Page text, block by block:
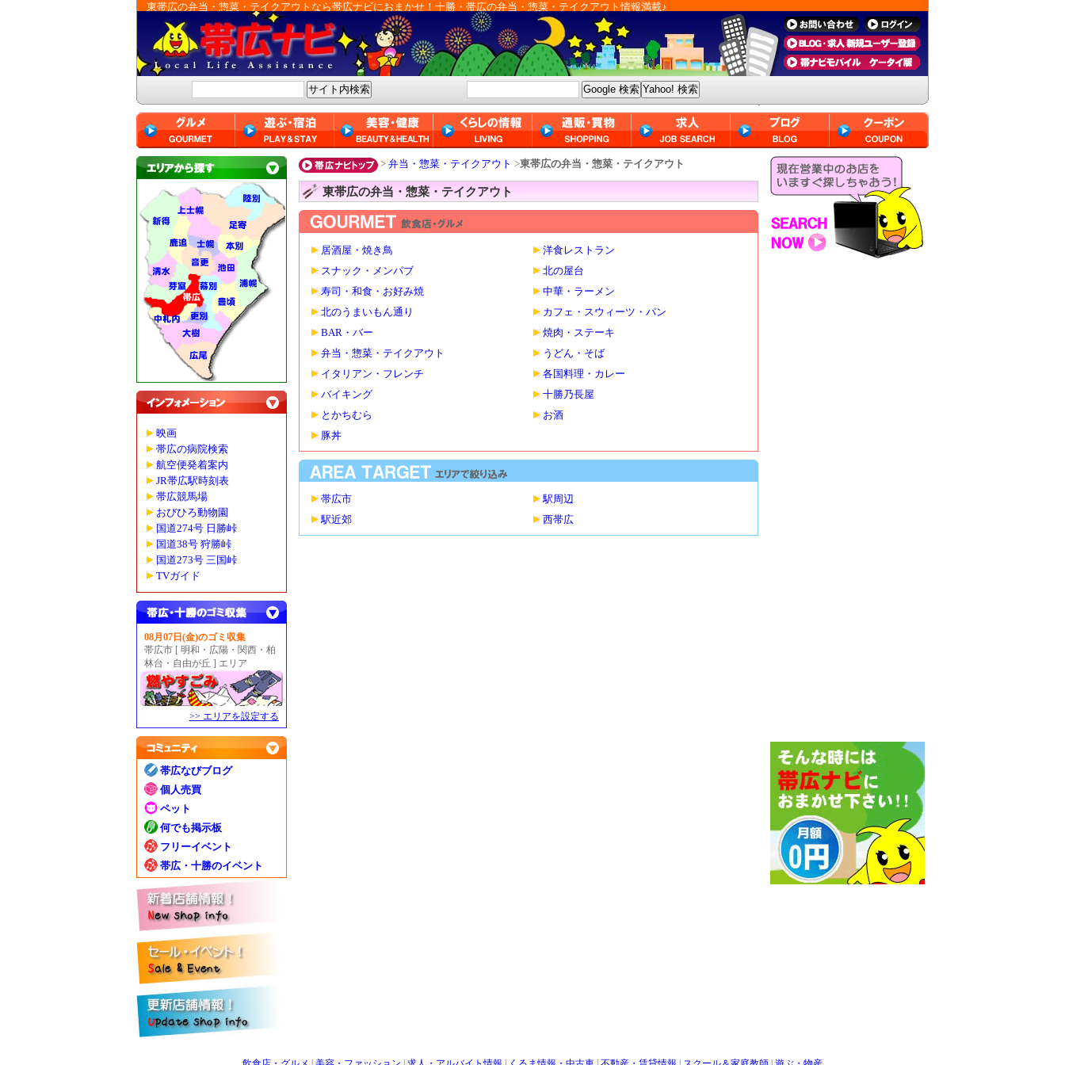
東帯広の弁当・惣菜・テイクアウトなら帯広ナビにおまかせ！十勝・帯広の弁当・惣菜・テイクアウト情報満載♪
映画
帯広の病院検索
航空便発着案内
JR帯広駅時刻表
帯広競馬場
おびひろ動物園
国道274号 日勝峠
国道38号 狩勝峠
国道273号 三国峠
TVガイド
08月07日(金)のゴミ収集
帯広市 [ 明和・広陽・関西・柏
林台・自由が丘 ] エリア
>> エリアを設定する
帯広なびブログ
個人売買
ペット
何でも掲示板
フリーイベント
帯広・十勝のイベント
> 弁当・惣菜・テイクアウト >東帯広の弁当・惣菜・テイクアウト
東帯広の弁当・惣菜・テイクアウト
居酒屋・焼き鳥
洋食レストラン
スナック・メンパブ
北の屋台
寿司・和食・お好み焼
中華・ラーメン
北のうまいもん通り
カフェ・スウィーツ・パン
BAR・バー
焼肉・ステーキ
弁当・惣菜・テイクアウト
うどん・そば
イタリアン・フレンチ
各国料理・カレー
バイキング
十勝乃長屋
とかちむら
お酒
豚丼
帯広市
駅周辺
駅近郊
西帯広